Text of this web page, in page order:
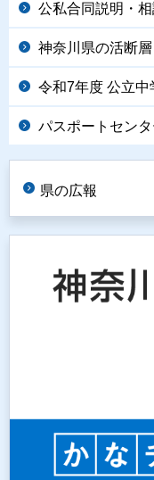
公私合同説明・
神奈川県の活断層
令和7年度 公立
パスポートセンタ
県の広報